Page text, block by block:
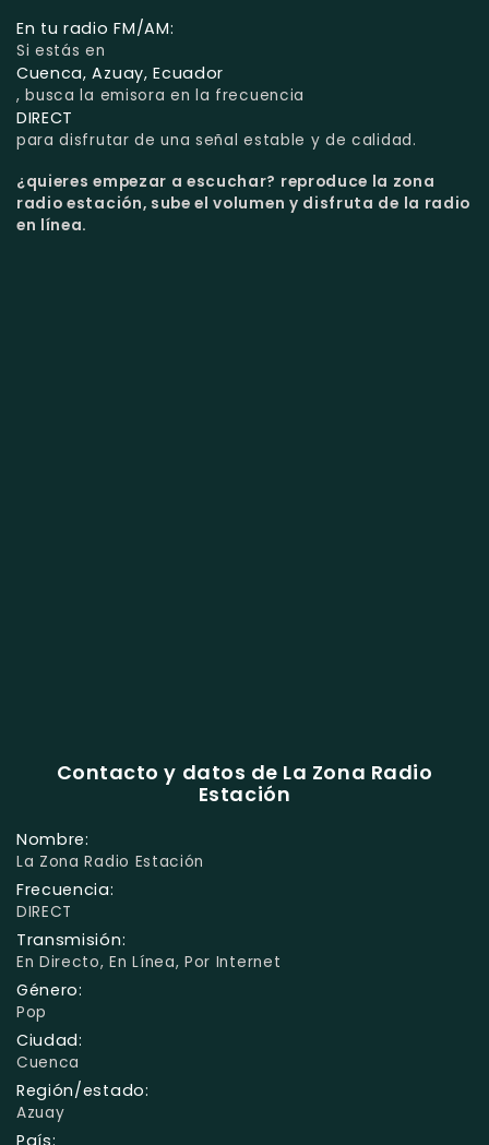
En tu radio FM/AM:
Si estás en
Cuenca, Azuay, Ecuador
, busca la emisora en la frecuencia
DIRECT
para disfrutar de una señal estable y de calidad.
¿quieres empezar a escuchar? reproduce la zona
radio estación, sube el volumen y disfruta de la radio
en línea.
Contacto y datos de La Zona Radio
Estación
Nombre:
La Zona Radio Estación
Frecuencia:
DIRECT
Transmisión:
En Directo, En Línea, Por Internet
Género:
Pop
Ciudad:
Cuenca
Región/estado:
Azuay
País: